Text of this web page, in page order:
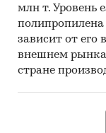
Сельское
Фрукты
Фрукты
Весь мир
млн т. Уровень
полипропилена
зависит от его
внешнем
стране